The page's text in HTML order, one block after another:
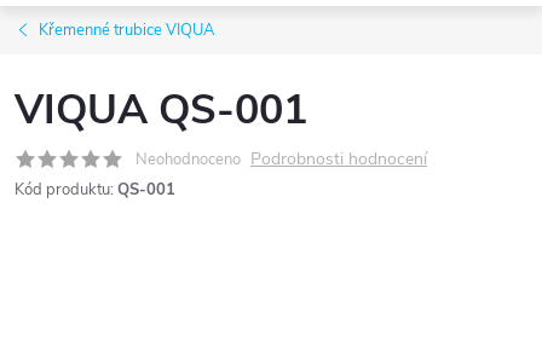
Křemenné trubice VIQUA
VIQUA QS-001
Neohodnoceno Podrobnosti hodnocení
Kód produktu: QS-001